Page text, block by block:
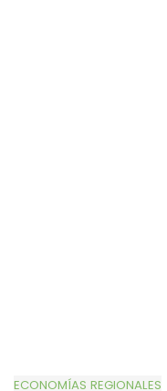
ECONOMÍAS REGIONALES